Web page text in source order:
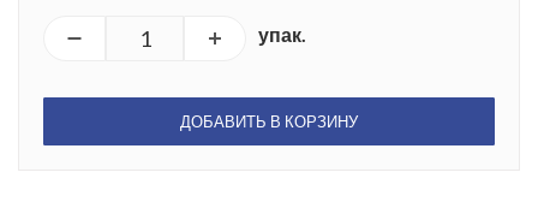
упак.
ДОБАВИТЬ В КОРЗИНУ